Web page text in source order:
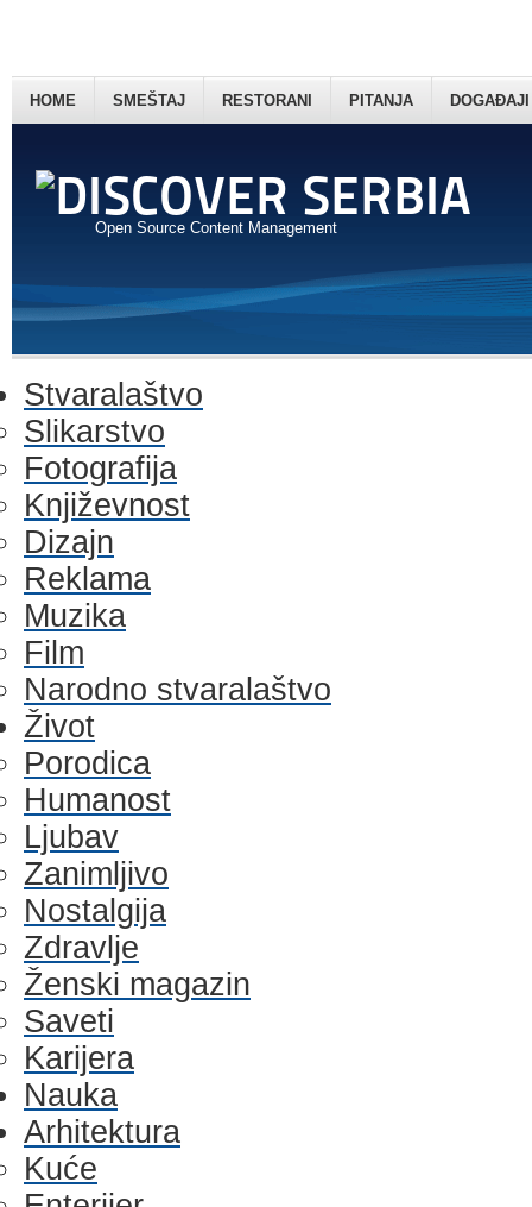
Open Source Content Management
HOME SMEŠTAJ RESTORANI PITANJA DOGAĐAJI
Stvaralaštvo
Slikarstvo
Fotografija
Književnost
Dizajn
Reklama
Muzika
Film
Narodno stvaralaštvo
Život
Porodica
Humanost
Ljubav
Zanimljivo
Nostalgija
Zdravlje
Ženski magazin
Saveti
Karijera
Nauka
Arhitektura
Kuće